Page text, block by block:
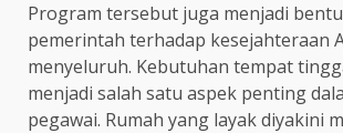
Program tersebut juga menjadi
pemerintah terhadap kesejahteraan
menyeluruh. Kebutuhan tempat
menjadi salah satu aspek penting
pegawai. Rumah yang layak diyakini